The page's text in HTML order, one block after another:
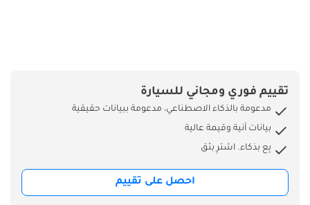
تقييم فوري ومجاني للسيارة
مدعومة بالذكاء الاصطناعي، مدعومة ببيانات حقيقية
بيانات آنية وقيمة عالية
بِع بذكاء. اشترِ بثق
احصل على تقييم